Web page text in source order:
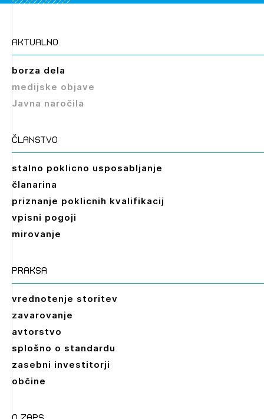
aktualno
borza dela
medijske objave
Javna naročila
članstvo
stalno poklicno usposabljanje
članarina
priznanje poklicnih kvalifikacij
vpisni pogoji
mirovanje
praksa
vrednotenje storitev
zavarovanje
avtorstvo
splošno o standardu
zasebni investitorji
občine